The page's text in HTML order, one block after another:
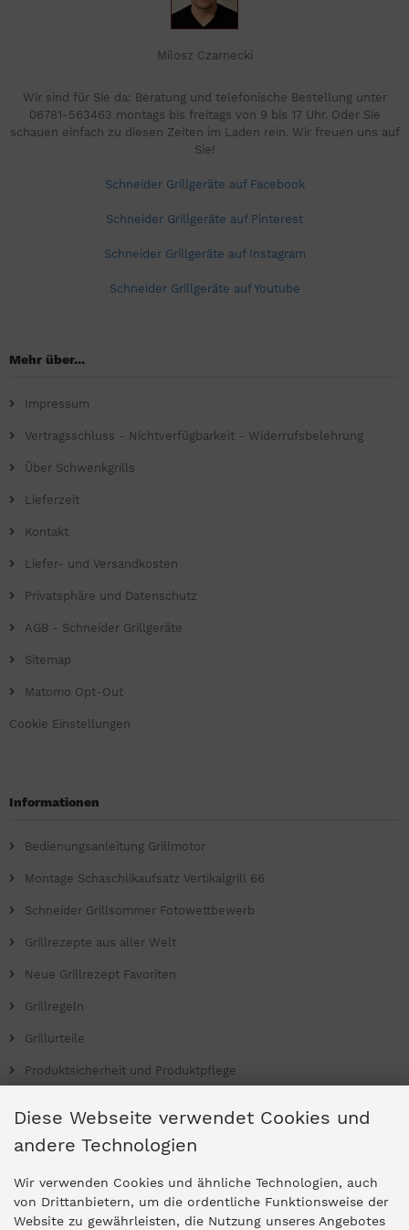
Milosz Czarnecki
Wir sind für Sie da: Beratung und telefonische Bestellung unter
06781-563463 montags bis freitags von 9 bis 17 Uhr. Oder Sie
schauen einfach zu diesen Zeiten im Laden rein. Wir freuen uns auf
Sie!
Schneider Grillgeräte auf Facebook
Schneider Grillgeräte auf Pinterest
Schneider Grillgeräte auf Instagram
Schneider Grillgeräte auf Youtube
Mehr über...
Impressum
Vertragsschluss - Nichtverfügbarkeit - Widerrufsbelehrung
Über Schwenkgrills
Lieferzeit
Kontakt
Liefer- und Versandkosten
Privatsphäre und Datenschutz
AGB - Schneider Grillgeräte
Sitemap
Matomo Opt-Out
Cookie Einstellungen
Informationen
Bedienungsanleitung Grillmotor
Montage Schaschlikaufsatz Vertikalgrill 66
Schneider Grillsommer Fotowettbewerb
Grillrezepte aus aller Welt
Neue Grillrezept Favoriten
Grillregeln
Grillurteile
Produktsicherheit und Produktpflege
Ladengeschäfte
Diese Webseite verwendet Cookies und
andere Technologien
Wir verwenden Cookies und ähnliche Technologien, auch
von Drittanbietern, um die ordentliche Funktionsweise der
Website zu gewährleisten, die Nutzung unseres Angebotes